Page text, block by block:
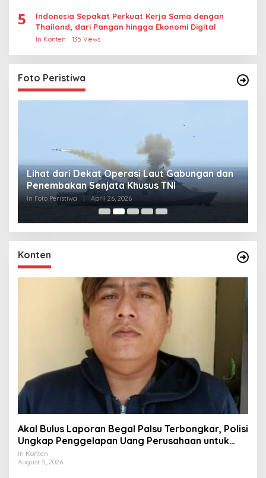
5
Indonesia Sepakat Perkuat Kerja Sama dengan
Thailand, dari Pangan hingga Ekonomi Digital
In Konten 135 Views
Foto Peristiwa
Lihat dari Dekat Operasi Laut Gabungan dan
Penembakan Senjata Khusus TNI
In Foto Peristiwa April 26, 2026
Konten
Akal Bulus Laporan Begal Palsu Terbongkar, Polisi
Ungkap Penggelapan Uang Perusahaan untuk
Crypto
In Konten
August 5, 2026